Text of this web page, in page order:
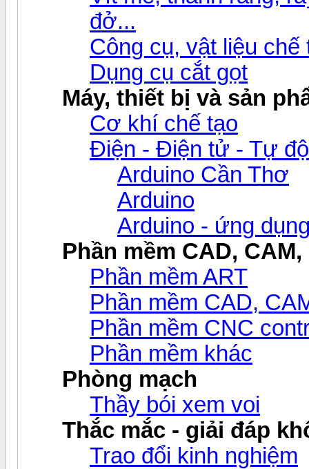
đở...
Công cụ, vật liệu chế
Dụng cụ cắt gọt
Máy, thiết bị và sản
Cơ khí chế tạo
Điện - Điện tử - Tự
Arduino Cần Thơ
Arduino
Arduino - ứng
Phần mềm CAD, CAM,
Phần mềm ART
Phần mềm CAD,
Phần mềm CNC
Phần mềm khác
Phòng mạch
Thầy bói xem voi
Thắc mắc - giải đáp
Trao đổi kinh nghiệm